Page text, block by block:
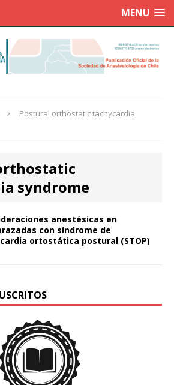
MENU
Postural orthostatic tachycardia
syndrome
anestésicas en
con síndrome de
ortostática postural (STOP)